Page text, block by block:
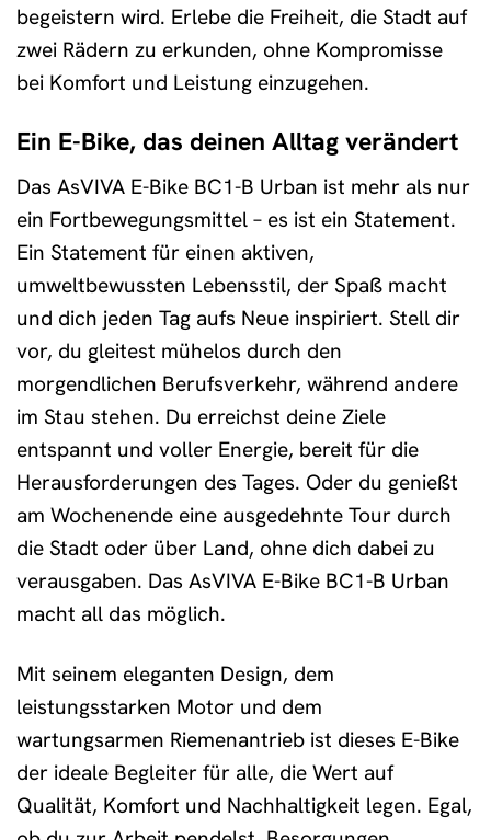
begeistern wird. Erlebe die Freiheit, die Stadt auf
zwei Rädern zu erkunden, ohne Kompromisse
bei Komfort und Leistung einzugehen.
Ein E-Bike, das deinen Alltag verändert
Das AsVIVA E-Bike BC1-B Urban ist mehr als nur
ein Fortbewegungsmittel – es ist ein Statement.
Ein Statement für einen aktiven,
umweltbewussten Lebensstil, der Spaß macht
und dich jeden Tag aufs Neue inspiriert. Stell dir
vor, du gleitest mühelos durch den
morgendlichen Berufsverkehr, während andere
im Stau stehen. Du erreichst deine Ziele
entspannt und voller Energie, bereit für die
Herausforderungen des Tages. Oder du genießt
am Wochenende eine ausgedehnte Tour durch
die Stadt oder über Land, ohne dich dabei zu
verausgaben. Das AsVIVA E-Bike BC1-B Urban
macht all das möglich.
Mit seinem eleganten Design, dem
leistungsstarken Motor und dem
wartungsarmen Riemenantrieb ist dieses E-Bike
der ideale Begleiter für alle, die Wert auf
Qualität, Komfort und Nachhaltigkeit legen. Egal,